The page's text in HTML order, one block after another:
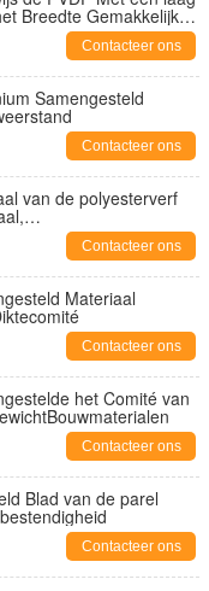
Breedte Gemakkelijke
Contacteer ons
Samengesteld
Contacteer ons
van de polyesterverf
Contacteer ons
Materiaal
Contacteer ons
het Comité van
Contacteer ons
Blad van de parel
Contacteer ons